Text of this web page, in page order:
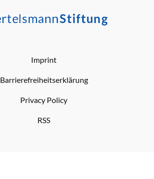
Imprint
Barrierefreiheitserklärung
Privacy Policy
RSS